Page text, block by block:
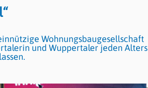
Wohnungsbaugesellschaft
und Wuppertaler jeden Alters